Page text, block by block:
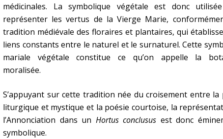
médicinales. La symbolique végétale est donc
représenter les vertus de la Vierge Marie,
tradition médiévale des floraires et plantaires, qui
liens constants entre le naturel et le surnaturel. Cette
mariale végétale constitue ce qu’on appelle la
moralisée.
S’appuyant sur cette tradition née du croisement entre la
liturgique et mystique et la poésie courtoise, la
l’Annonciation dans un Hortus conclusus est donc
symbolique.